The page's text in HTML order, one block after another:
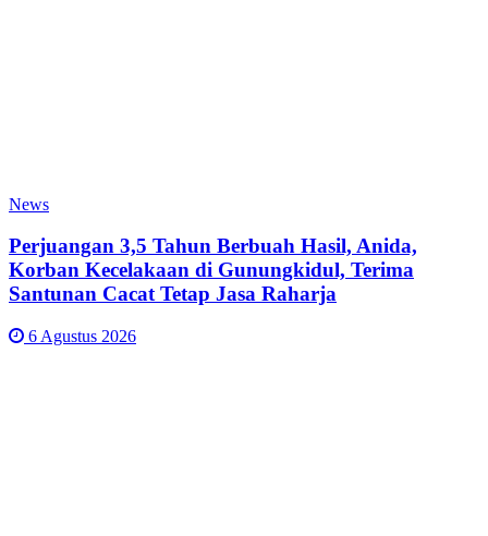
News
Perjuangan 3,5 Tahun Berbuah Hasil, Anida,
Korban Kecelakaan di Gunungkidul, Terima
Santunan Cacat Tetap Jasa Raharja
6 Agustus 2026